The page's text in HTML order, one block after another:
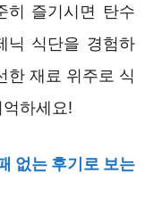
히 즐기시면 탄수
닉 식단을 경험하
한 재료 위주로 식
하세요!
없는 후기로 보는